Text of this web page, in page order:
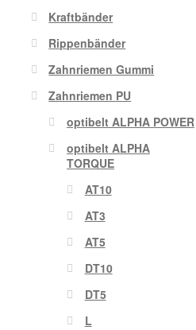
Kraftbänder
Rippenbänder
Zahnriemen Gummi
Zahnriemen PU
optibelt ALPHA POWER
optibelt ALPHA
TORQUE
AT10
AT3
AT5
DT10
DT5
L